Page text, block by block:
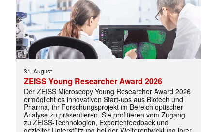
31. August
ZEISS Young Researcher Award 2026
Der ZEISS Microscopy Young Researcher Award 2026
ermöglicht es innovativen Start-ups aus Biotech und
Pharma, ihr Forschungsprojekt im Bereich optischer
Analyse zu präsentieren. Sie profitieren vom Zugang
zu ZEISS-Technologien, Expertenfeedback und